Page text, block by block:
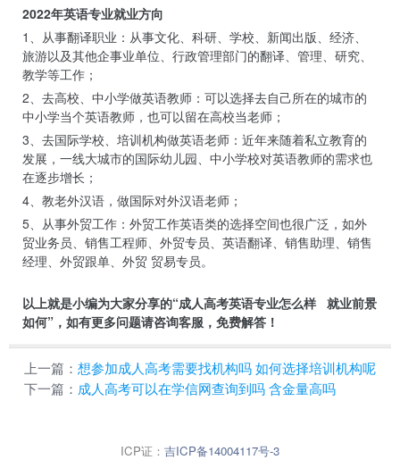
2022年英语专业就业方向
1、从事翻译职业：从事文化、科研、学校、新闻出版、经济、
旅游以及其他企事业单位、行政管理部门的翻译、管理、研究、
教学等工作；
2、去高校、中小学做英语教师：可以选择去自己所在的城市的
中小学当个英语教师，也可以留在高校当老师；
3、去国际学校、培训机构做英语老师：近年来随着私立教育的
发展，一线大城市的国际幼儿园、中小学校对英语教师的需求也
在逐步增长；
4、教老外汉语，做国际对外汉语老师；
5、从事外贸工作：外贸工作英语类的选择空间也很广泛，如外
贸业务员、销售工程师、外贸专员、英语翻译、销售助理、销售
经理、外贸跟单、外贸 贸易专员。
以上就是小编为大家分享的“成人高考英语专业怎么样 就业前景
如何”，如有更多问题请咨询客服，免费解答！
上一篇： 想参加成人高考需要找机构吗 如何选择培训机构呢
下一篇： 成人高考可以在学信网查询到吗 含金量高吗
ICP证： 吉ICP备14004117号-3